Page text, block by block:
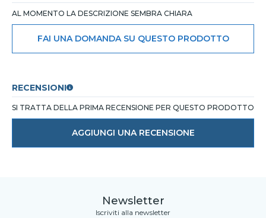
AL MOMENTO LA DESCRIZIONE SEMBRA CHIARA
FAI UNA DOMANDA SU QUESTO PRODOTTO
RECENSIONI
SI TRATTA DELLA PRIMA RECENSIONE PER QUESTO PRODOTTO
AGGIUNGI UNA RECENSIONE
Newsletter
Iscriviti alla newsletter